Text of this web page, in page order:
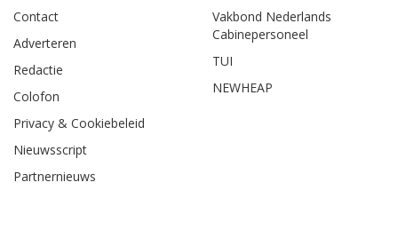
Contact
Adverteren
Redactie
Colofon
Privacy & Cookiebeleid
Nieuwsscript
Partnernieuws
Vakbond Nederlands
Cabinepersoneel
TUI
NEWHEAP